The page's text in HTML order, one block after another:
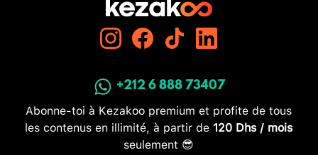
+212 6 888 73407
Abonne-toi à Kezakoo premium et profite de tous
les contenus en illimité, à partir de 120 Dhs / mois
seulement 😎